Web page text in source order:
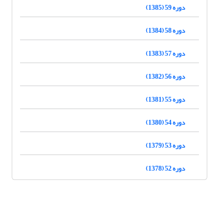
دوره 59 (1385)
دوره 58 (1384)
دوره 57 (1383)
دوره 56 (1382)
دوره 55 (1381)
دوره 54 (1380)
دوره 53 (1379)
دوره 52 (1378)